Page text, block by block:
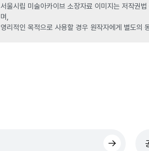
서울시립 미술아카이브 소장자료 이미지는 저작권
며,
영리적인 목적으로 사용할 경우 원작자에게 별도의